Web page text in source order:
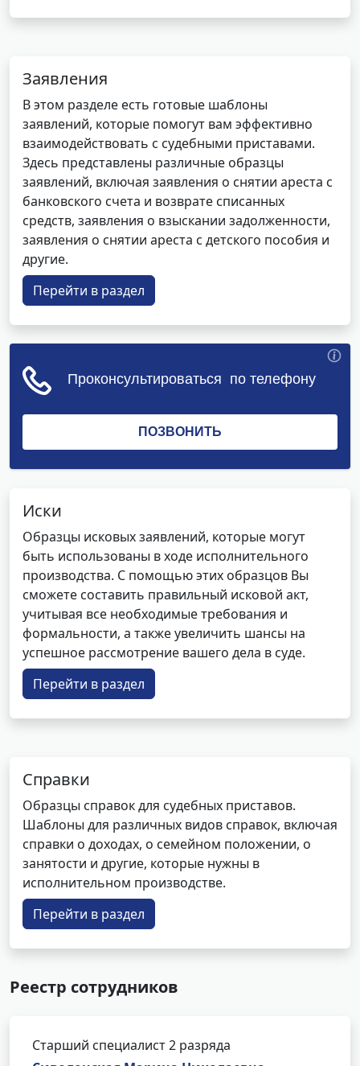
Заявления
В этом разделе есть готовые шаблоны
заявлений, которые помогут вам эффективно
взаимодействовать с судебными приставами.
Здесь представлены различные образцы
заявлений, включая заявления о снятии ареста с
банковского счета и возврате списанных
средств, заявления о взыскании задолженности,
заявления о снятии ареста с детского пособия и
другие.
Перейти в раздел
Иски
Образцы исковых заявлений, которые могут
быть использованы в ходе исполнительного
производства. С помощью этих образцов Вы
сможете составить правильный исковой акт,
учитывая все необходимые требования и
формальности, а также увеличить шансы на
успешное рассмотрение вашего дела в суде.
Перейти в раздел
Справки
Образцы справок для судебных приставов.
Шаблоны для различных видов справок, включая
справки о доходах, о семейном положении, о
занятости и другие, которые нужны в
исполнительном производстве.
Перейти в раздел
Реестр сотрудников
Старший специалист 2 разряда